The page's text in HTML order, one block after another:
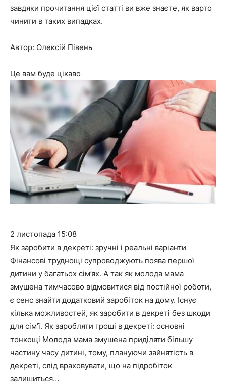
завдяки прочитання цієї статті ви вже знаєте, як варто
чинити в таких випадках.
Автор: Олексій Півень
Це вам буде цікаво
2 листопада 15:08
Як заробити в декреті: зручні і реальні варіанти
Фінансові труднощі супроводжують поява першої
дитини у багатьох сім’ях. А так як молода мама
змушена тимчасово відмовитися від постійної роботи,
є сенс знайти додатковий заробіток на дому. Існує
кілька можливостей, як заробити в декреті без шкоди
для сім’ї. Як заробляти гроші в декреті: основні
тонкощі Молода мама змушена приділяти більшу
частину часу дитині, тому, плануючи зайнятість в
декреті, слід враховувати, що на підробіток
залишиться…